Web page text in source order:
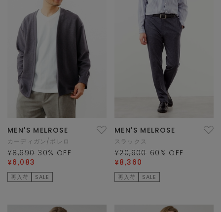
MEN'S MELROSE
カーディガン/ボレロ
¥8,690 30% OFF
¥6,083
再入荷 SALE
MEN'S MELROSE
スラックス
¥20,900 60 % OFF
¥8,360
再入荷 SALE